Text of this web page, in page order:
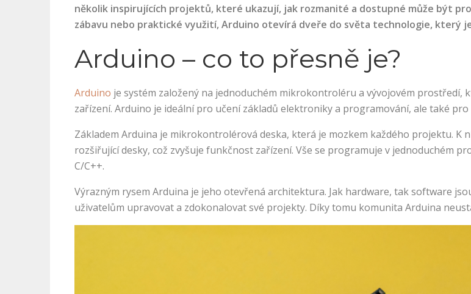
několik inspirujících projektů, které ukazují, jak rozmanité a dostupné může být
zábavu nebo praktické využití, Arduino otevírá dveře do světa technologie, který
Arduino – co to přesně je?
Arduino je systém založený na jednoduchém mikrokontroléru a vývojovém
zařízení. Arduino je ideální pro učení základů elektroniky a programování, ale také
Základem Arduina je mikrokontrolérová deska, která je mozkem každého projektu. K
rozšiřující desky, což zvyšuje funkčnost zařízení. Vše se programuje v jednoduchém
C/C++.
Výrazným rysem Arduina je jeho otevřená architektura. Jak hardware, tak software
uživatelům upravovat a zdokonalovat své projekty. Díky tomu komunita Arduina